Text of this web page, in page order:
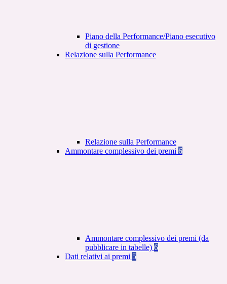
Piano della Performance/Piano esecutivo
di gestione
Relazione sulla Performance
Relazione sulla Performance
Ammontare complessivo dei premi 6
Ammontare complessivo dei premi (da
pubblicare in tabelle) 6
Dati relativi ai premi 5